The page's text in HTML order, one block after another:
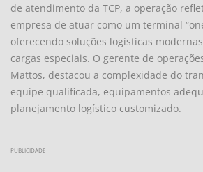
de atendimento da TCP, a operação
empresa de atuar como um terminal
oferecendo soluções logísticas
cargas especiais. O gerente de
Mattos, destacou a complexidade do
equipe qualificada, equipamentos
planejamento logístico customizado.
PUBLICIDADE